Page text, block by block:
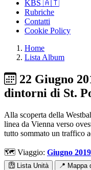
KBS 🇦🇹
Rubriche
Contatti
Cookie Policy
Home
Lista Album
22 Giugno
dintorni di St.
Alla scoperta della
linea da Vienna verso
tutto sommato un traffico
🗺️ Viaggio: Giugno
Lista Unità 📍 Mappa